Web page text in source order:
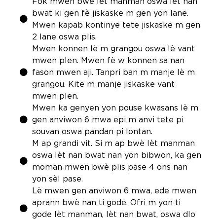
bwat ki gen fè jiskaske m gen yon lane.
Mwen kapab kontinye tete jiskaske m gen
2 lane oswa plis.
Mwen konnen lè m grangou oswa lè vant
mwen plen. Mwen fè w konnen sa nan
fason mwen aji. Tanpri ban m manje lè m
grangou. Kite m manje jiskaske vant
mwen plen.
Mwen ka genyen yon pouse kwasans lè m
gen anviwon 6 mwa epi m anvi tete pi
souvan oswa pandan pi lontan.
M ap grandi vit. Si m ap bwè lèt manman
oswa lèt nan bwat nan yon bibwon, ka gen
moman mwen bwè plis pase 4 ons nan
yon sèl pase.
Lè mwen gen anviwon 6 mwa, ede mwen
aprann bwè nan ti gode. Ofri m yon ti
gode lèt manman, lèt nan bwat, oswa dlo